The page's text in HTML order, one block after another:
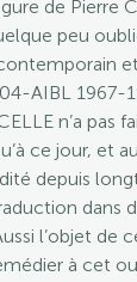
de Pierre
peu
AIBL 1967-
n’a pas
ce jour, et
depuis
dans
l’objet de
à cet